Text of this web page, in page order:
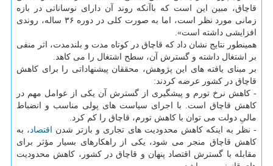
قاچاق، مبین این است که باآنکه روند آن دارای نوساناتی در بازه
زمانی مورد نظر است، اما به صورت کلی در دوره ۳۶ ساله، روندی
افزایشی داشته است».
همینطور نتایج نشان داد که قاچاق در کوتاه مدت و بلندمدت، اثر منفی
بر اشتغال داشته و گسترش آن، سطح اشتغال را می کاهد.
بر مبنای یافته های این پژوهش، محققان پیشنهاداتی را برای کاهش
قاچاق در کشور عرضه کردند:
- کاهش نرخ تورم و پیشگیری از گسترش آن یکی از عوامل مهم در
کاهش قاچاق است. با اجرای سیاست های پولی مناسب و انضباط
مالیِ دولت می توان با کاهش تورم، قاچاق را کم کرد.
- نظر به اینکه کاهش محدودیت های تجاری و بازتر شدن
اقتصاد، به
کاهش قاچاق منجر می شود، یکی از راهکارهای بسیار مؤثر برای
مقابله با گسترش اقتصاد پنهان و قاچاق در کشور، کاهش محدودیت